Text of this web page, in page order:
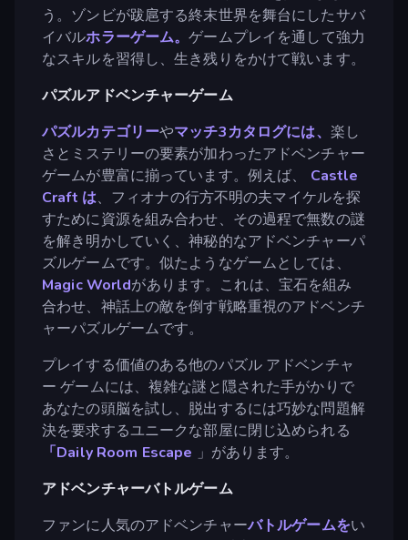
う。ゾンビが跋扈する終末世界を舞台にしたサバ
イバルホラーゲーム。ゲームプレイを通して強力
なスキルを習得し、生き残りをかけて戦います。
パズルアドベンチャーゲーム
パズルカテゴリーやマッチ3カタログには、 楽し
さとミステリーの要素が加わったアドベンチャー
ゲームが豊富に揃っています。例えば、 Castle
Craft は、フィオナの行方不明の夫マイケルを探
すために資源を組み合わせ、その過程で無数の謎
を解き明かしていく、神秘的なアドベンチャーパ
ズルゲームです。似たようなゲームとしては、
Magic Worldがあります。これは、宝石を組み
合わせ、神話上の敵を倒す戦略重視のアドベンチ
ャーパズルゲームです。
プレイする価値のある他のパズル アドベンチャ
ー ゲームには、複雑な謎と隠された手がかりで
あなたの頭脳を試し、脱出するには巧妙な問題解
決を要求するユニークな部屋に閉じ込められる
「Daily Room Escape 」があります。
アドベンチャーバトルゲーム
ファンに人気のアドベンチャーバトルゲームをい